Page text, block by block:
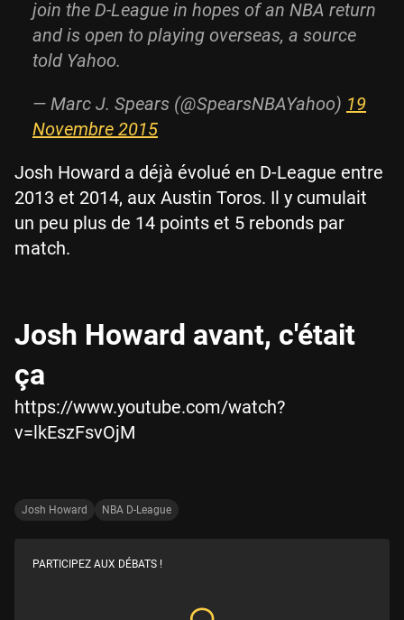
join the D-League in hopes of an NBA return
and is open to playing overseas, a source
told Yahoo.
— Marc J. Spears (@SpearsNBAYahoo) 19
Novembre 2015
Josh Howard a déjà évolué en D-League entre
2013 et 2014, aux Austin Toros. Il y cumulait
un peu plus de 14 points et 5 rebonds par
match.
Josh Howard avant, c'était
ça
https://www.youtube.com/watch?
v=lkEszFsvOjM
Josh Howard NBA D-League
PARTICIPEZ AUX DÉBATS !